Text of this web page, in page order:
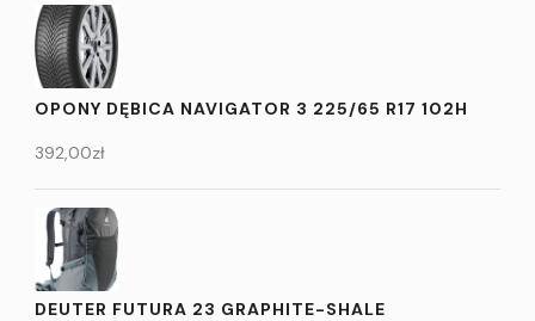
OPONY DĘBICA NAVIGATOR 3 225/65 R17 102H
392,00zł
DEUTER FUTURA 23 GRAPHITE-SHALE